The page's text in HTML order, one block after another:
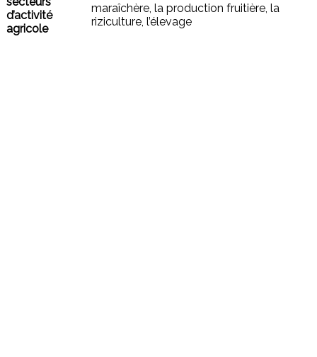
d’activité
agricole
maraîchère, la production fruitière, la
riziculture, l’élevage